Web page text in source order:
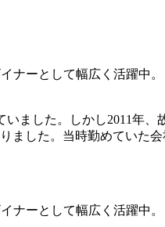
ナーとして幅広く活躍中。
ました。しかし2011年
ました。当時勤めていた
ナーとして幅広く活躍中。